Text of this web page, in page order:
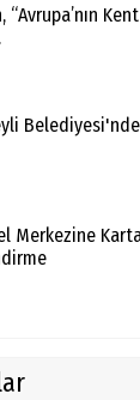
“Avrupa’nın
Merkezine